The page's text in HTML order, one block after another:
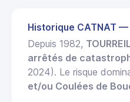
Historique CATNAT —
Depuis 1982,
arrêtés de
2024). Le risque
et/ou Coulées de